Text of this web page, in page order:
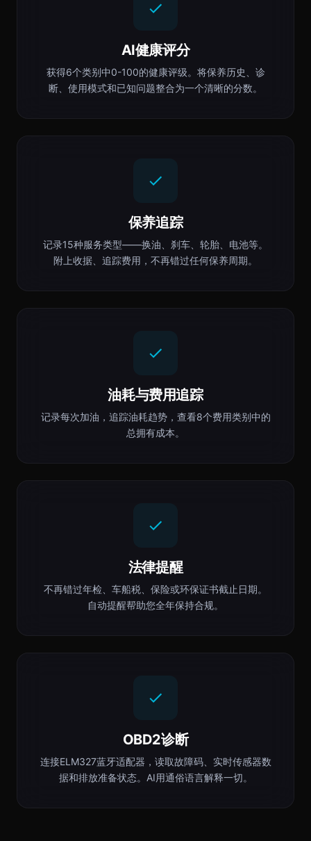
AI健康评分
获得6个类别中0-100的健康评级。将保养历史、诊
断、使用模式和已知问题整合为一个清晰的分数。
保养追踪
记录15种服务类型——换油、刹车、轮胎、电池等。
附上收据、追踪费用，不再错过任何保养周期。
油耗与费用追踪
记录每次加油，追踪油耗趋势，查看8个费用类别中的
总拥有成本。
法律提醒
不再错过年检、车船税、保险或环保证书截止日期。
自动提醒帮助您全年保持合规。
OBD2诊断
连接ELM327蓝牙适配器，读取故障码、实时传感器数
据和排放准备状态。AI用通俗语言解释一切。